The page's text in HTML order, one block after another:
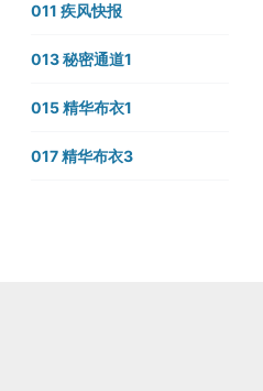
011 疾风快报
013 秘密通道1
015 精华布衣1
017 精华布衣3